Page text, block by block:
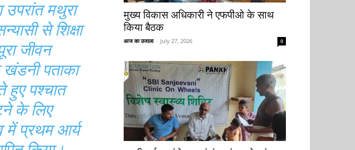
उपरांत मथुरा
से शिक्षा
जीवन
पताका
हुए पश्चात
के लिए
में प्रथम आर्य
मुख्य विकास अधिकारी ने एफपीओ के साथ
किया बैठक
आज का उजाला - July 27, 2026 0